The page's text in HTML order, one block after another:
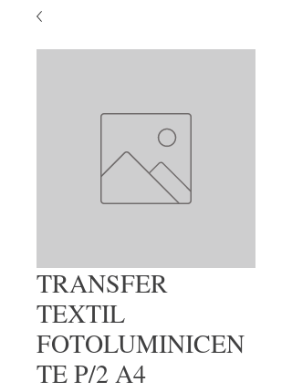
TRANSFER
TEXTIL
FOTOLUMINICEN
TE P/2 A4